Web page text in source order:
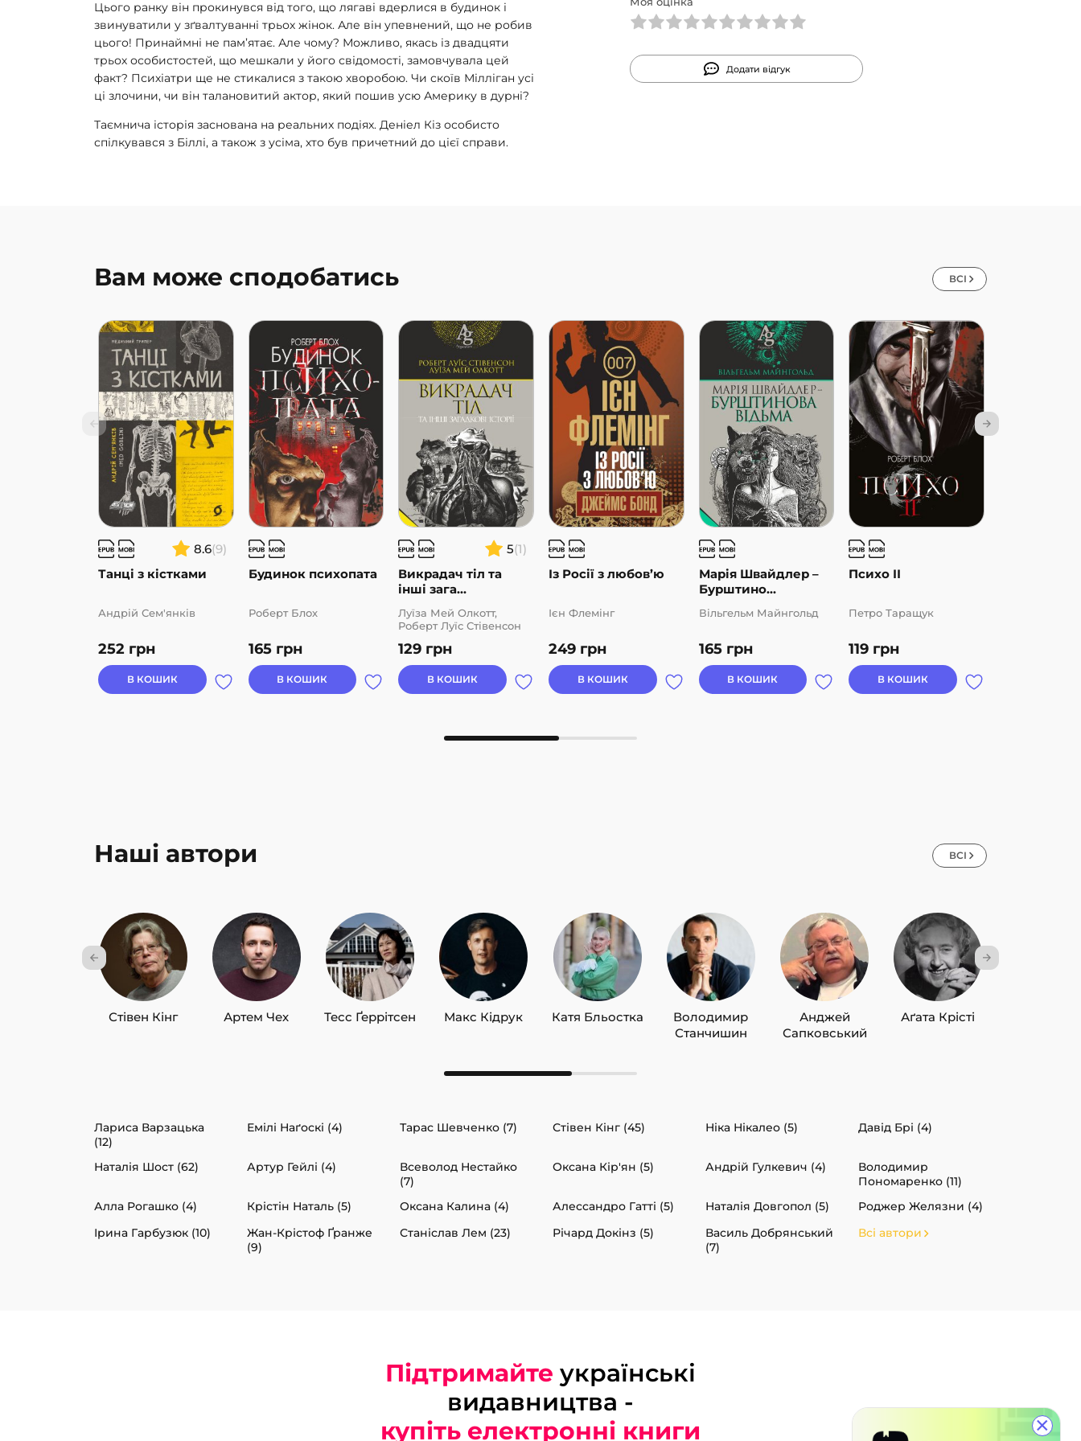
×
Цього ранку він прокинувся від того, що лягаві вдерлися в будинок і
звинуватили у зґвалтуванні трьох жінок. Але він упевнений, що не робив
цього! Принаймні не пам’ятає. Але чому? Можливо, якась із двадцяти
трьох особистостей, що мешкали у його свідомості, замовчувала цей
факт? Психіатри ще не стикалися з такою хворобою. Чи скоїв Мілліган усі
ці злочини, чи він талановитий актор, який пошив усю Америку в дурні?
Таємнича історія заснована на реальних подіях. Деніел Кіз особисто
спілкувався з Біллі, а також з усіма, хто був причетний до цієї справи.
Додати відгук
Вам може сподобатись ВСІ
8.6(9)
Танці з кістками
252 грн
Андрій Сем'янків
В КОШИК
Будинок психопата
165 грн
Роберт Блох
В КОШИК
5(1)
Викрадач тіл та
інші зага...
129 грн
Луїза Мей Олкотт,
Роберт Луїс Стівенсон
В КОШИК
Із Росії з любов’ю
249 грн
Ієн Флемінг
В КОШИК
Марія Швайдлер –
Бурштино...
165 грн
Вільгельм Майнгольд
В КОШИК
Психо ІІ
119 грн
Петро Таращук
В КОШИК
Наші автори ВСІ
Стівен Кінг Артем Чех Тесс Ґеррітсен Макс Кідрук Катя Бльостка
Володимир
Станчишин
Анджей
Сапковський
Аґата Крісті
Лариса Варзацька
(12)
Емілі Наґоскі (4) Тарас Шевченко (7) Стівен Кінг (45) Ніка Нікалео (5) Давід Брі (4)
Наталія Шост (62) Артур Гейлі (4)
Всеволод Нестайко
(7)
Оксана Кір'ян (5) Андрій Гулкевич (4)
Володимир
Пономаренко (11)
Алла Рогашко (4)
Крістін Наталь (5) Оксана Калина (4) Алессандро Гатті (5) Наталія Довгопол (5)
Роджер Желязни (4)
Ірина Гарбузюк (10)
Жан-Крістоф Ґранже
(9)
Станіслав Лем (23) Річард Докінз (5)
Василь Добрянський
(7)
Всі автори
Підтримайте українські
видавництва -
купіть електронні книги